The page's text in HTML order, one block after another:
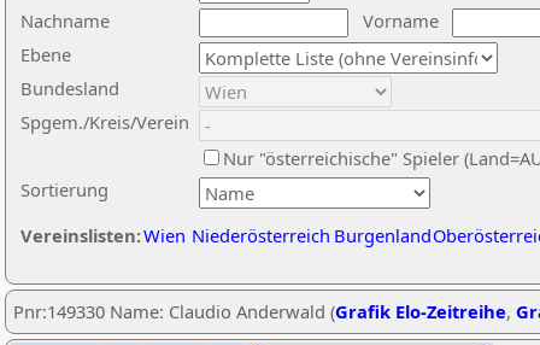
Nachname
Vorname
Ebene
Sortierung
Bundesland
Spgem./Kreis/Verein
Nur "österreichische" Spieler
Vereinslisten:Wien Niederösterreich Burgenland
Pnr:149330 Name: Claudio Anderwald (Grafik Elo-Zeitreihe,